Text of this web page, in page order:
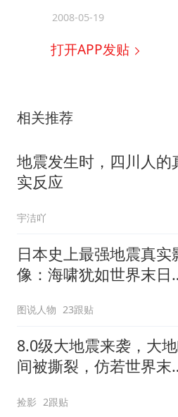
2008-05-19
打开APP发贴
相关推荐
地震发生时，四川人的
实反应
宇洁吖
日本史上最强地震真实
像：海啸犹如世界末日
图说人物 23跟贴
8.0级大地震来袭，大
间被撕裂，仿若世界末
捡影 2跟贴